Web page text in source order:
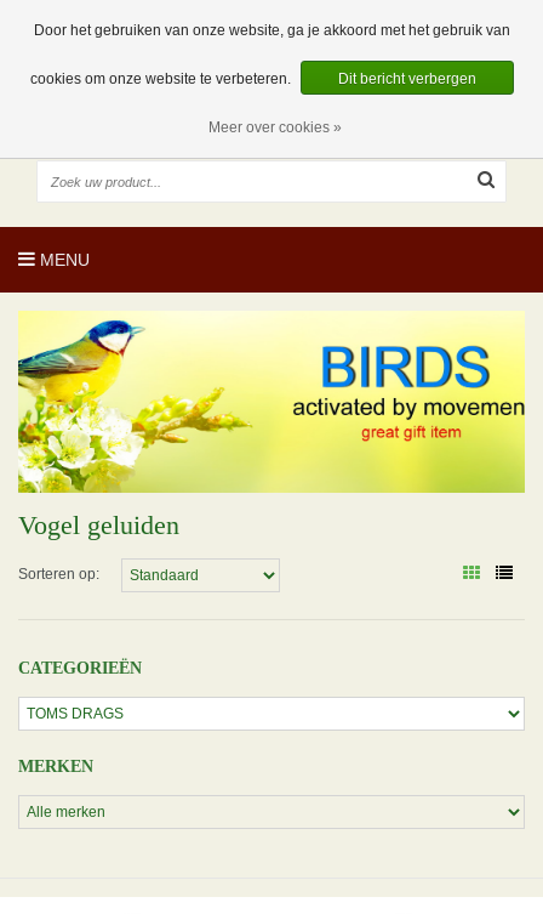
0 Artikelen
NL
EUR
MENU
Vogel geluiden
Sorteren op:
CATEGORIEËN
MERKEN
Door het gebruiken van onze website, ga je akkoord met het gebruik van
cookies om onze website te verbeteren. Dit bericht verbergen
Meer over cookies »